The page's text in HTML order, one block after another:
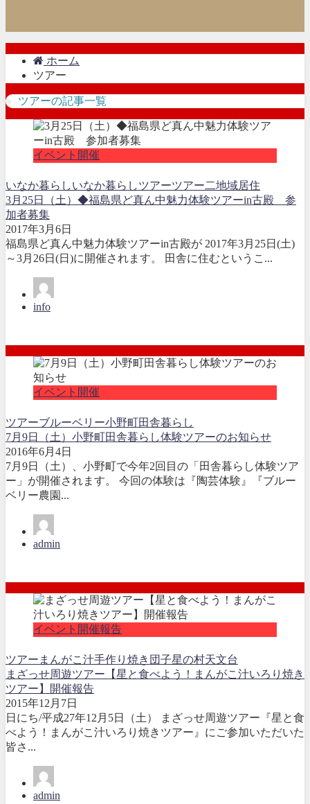
ホーム
ツアー
ツアーの記事一覧
イベント開催
いなか暮らしいなか暮らしツアーツアー二地域居住
3月25日（土）◆福島県ど真ん中魅力体験ツアーin古殿 参
加者募集
2017年3月6日
福島県ど真ん中魅力体験ツアーin古殿が 2017年3月25日(土)
～3月26日(日)に開催されます。 田舎に住むというこ...
info
イベント開催
ツアーブルーベリー小野町田舎暮らし
7月9日（土）小野町田舎暮らし体験ツアーのお知らせ
2016年6月4日
7月9日（土）、小野町で今年2回目の「田舎暮らし体験ツア
ー」が開催されます。 今回の体験は『陶芸体験』『ブルー
ベリー農園...
admin
イベント開催報告
ツアー まんがこ汁手作り焼き団子星の村天文台
まざっせ周遊ツアー【星と食べよう！まんがこ汁いろり焼き
ツアー】開催報告
2015年12月7日
日にち/平成27年12月5日（土） まざっせ周遊ツアー『星と食
べよう！まんがこ汁いろり焼きツアー』にご参加いただいた
皆さ...
admin